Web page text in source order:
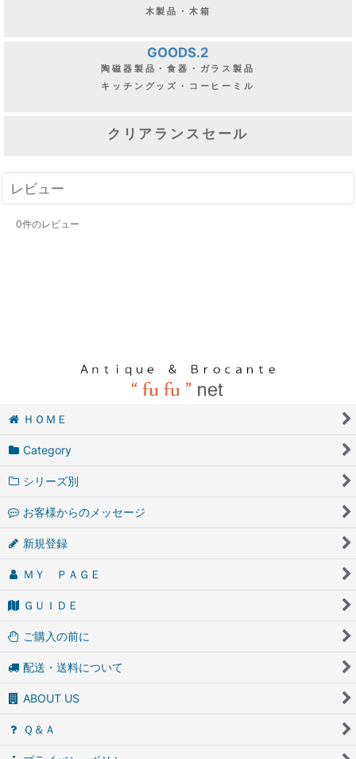
木製品・木箱
GOODS.2
陶磁器製品・食器・ガラス製品
キッチングッズ・コーヒーミル
クリアランスセール
レビュー
0件のレビュー
ＨＯＭＥ
Category
シリーズ別
お客様からのメッセージ
新規登録
ＭＹ ＰＡＧＥ
ＧＵＩＤＥ
ご購入の前に
配送・送料について
ABOUT US
Ｑ＆Ａ